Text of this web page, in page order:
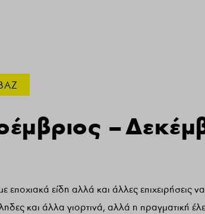
–
εποχιακά είδη αλλά και άλλες επιχειρήσεις
και άλλα γιορτινά, αλλά η πραγματική